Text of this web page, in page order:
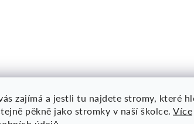
zajímá a jestli tu najdete stromy, které
pěkně jako stromky v naší školce. Více